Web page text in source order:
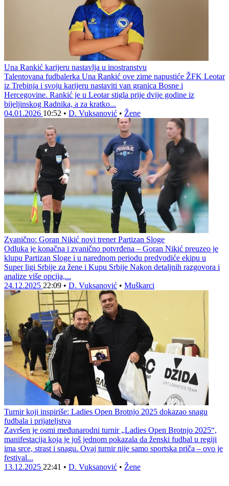
Una Rankić karijeru nastavlja u inostranstvu
Talentovana fudbalerka Una Rankić ove zime napustiće ŽFK Leotar
iz Trebinja i svoju karijeru nastaviti van granica Bosne i
Hercegovine. Rankić je u Leotar stigla prije dvije godine iz
bijeljinskog Radnika, a za kratko...
04.01.2026 10:52 • D. Vuksanović • Žene
Zvanično: Goran Nikić novi trener Partizan Sloge
Odluka je konačna i zvanično potvrđena – Goran Nikić preuzeo je
klupu Partizan Sloge i u narednom periodu predvodiće ekipu u
Super ligi Srbije za žene i Kupu Srbije Nakon detaljnih razgovora i
analize više opcija,...
24.12.2025 22:09 • D. Vuksanović • Muškarci
Turnir koji inspiriše: Ladies Open Brotnjo 2025 dokazao snagu
fudbala i prijateljstva
Završen je osmi međunarodni turnir „Ladies Open Brotnjo 2025“,
manifestacija koja je još jednom pokazala da ženski fudbal u regiji
ima srce, strast i snagu. Ovaj turnir nije samo sportska priča – ovo je
festival...
13.12.2025 22:41 • D. Vuksanović • Žene